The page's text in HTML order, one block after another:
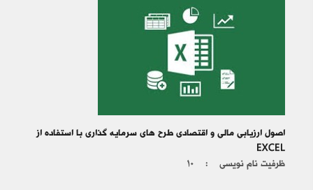
اصول ارزیابی مالی و اقتصادی طرح های سرمایه گذاری با استفاده از
EXCEL
ظرفیت نام نویسی : ۱۰